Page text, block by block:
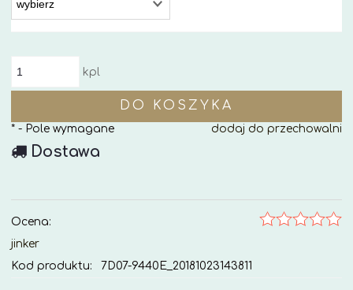
kpl
DO KOSZYKA
dodaj do przechowalni
* - Pole wymagane
Dostawa
Ocena:
jinker
Kod produktu:
7D07-9440E_20181023143811